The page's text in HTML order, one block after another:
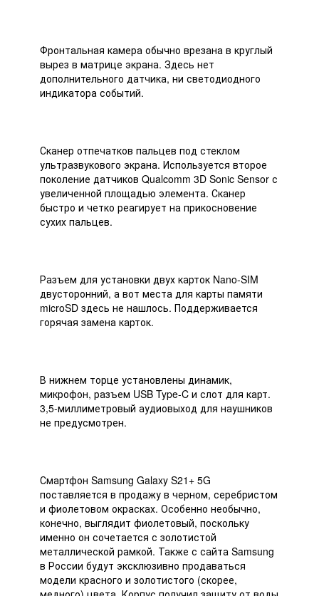
Фронтальная камера обычно врезана в круглый
вырез в матрице экрана. Здесь нет
дополнительного датчика, ни светодиодного
индикатора событий.
Сканер отпечатков пальцев под стеклом
ультразвукового экрана. Используется второе
поколение датчиков Qualcomm 3D Sonic Sensor с
увеличенной площадью элемента. Сканер
быстро и четко реагирует на прикосновение
сухих пальцев.
Разъем для установки двух карток Nano-SIM
двусторонний, а вот места для карты памяти
microSD здесь не нашлось. Поддерживается
горячая замена карток.
В нижнем торце установлены динамик,
микрофон, разъем USB Type-C и слот для карт.
3,5-миллиметровый аудиовыход для наушников
не предусмотрен.
Смартфон Samsung Galaxy S21+ 5G
поставляется в продажу в черном, серебристом
и фиолетовом окрасках. Особенно необычно,
конечно, выглядит фиолетовый, поскольку
именно он сочетается с золотистой
металлической рамкой. Также с сайта Samsung
в России будут эксклюзивно продаваться
модели красного и золотистого (скорее,